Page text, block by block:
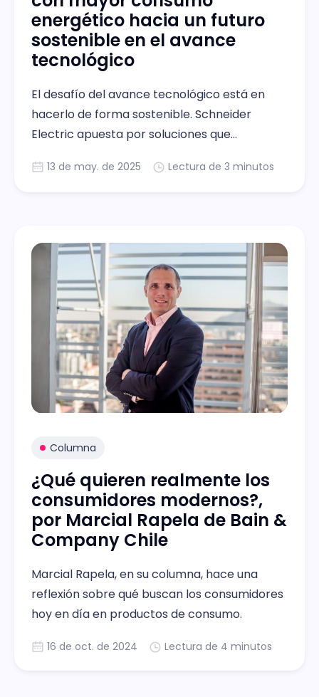
energético hacia un futuro
sostenible en el avance
tecnológico
El desafío del avance tecnológico está en
hacerlo de forma sostenible. Schneider
Electric apuesta por soluciones que
digitalización para un futuro más
13 de may. de 2025 Lectura de 3 minutos
Columna
¿Qué quieren realmente los
consumidores modernos?,
por Marcial Rapela de Bain &
Company Chile
Marcial Rapela, en su columna, hace una
reflexión sobre qué buscan los consumidores
hoy en día en productos de consumo.
16 de oct. de 2024 Lectura de 4 minutos